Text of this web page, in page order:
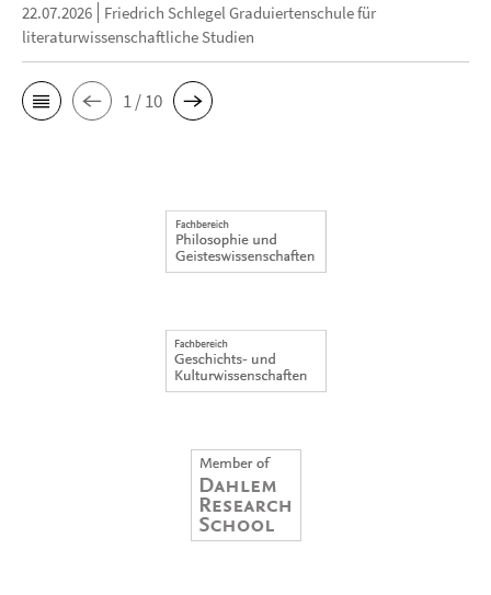
22.07.2026
Friedrich Schlegel Graduiertenschule für
literaturwissenschaftliche Studien
1 / 10